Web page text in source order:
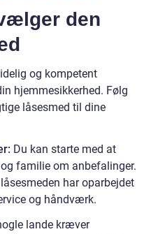
den
og kompetent
hjemmesikkerhed. Følg
låsesmed til dine
Du kan starte med at
familie om anbefalinger.
har oparbejdet
og håndværk.
lande kræver